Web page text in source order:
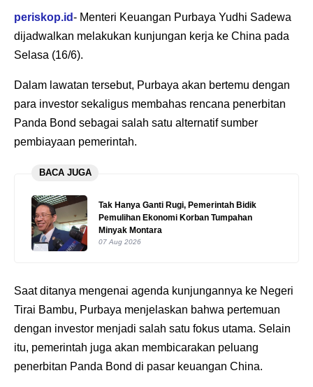
periskop.id- Menteri Keuangan Purbaya Yudhi Sadewa
dijadwalkan melakukan kunjungan kerja ke China pada
Selasa (16/6).
Dalam lawatan tersebut, Purbaya akan bertemu dengan
para investor sekaligus membahas rencana penerbitan
Panda Bond sebagai salah satu alternatif sumber
pembiayaan pemerintah.
BACA JUGA
Tak Hanya Ganti Rugi, Pemerintah Bidik
Pemulihan Ekonomi Korban Tumpahan
Minyak Montara
07 Aug 2026
Saat ditanya mengenai agenda kunjungannya ke Negeri
Tirai Bambu, Purbaya menjelaskan bahwa pertemuan
dengan investor menjadi salah satu fokus utama. Selain
itu, pemerintah juga akan membicarakan peluang
penerbitan Panda Bond di pasar keuangan China.